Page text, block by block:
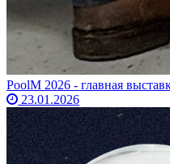
PoolM 2026 - главная
23.01.2026